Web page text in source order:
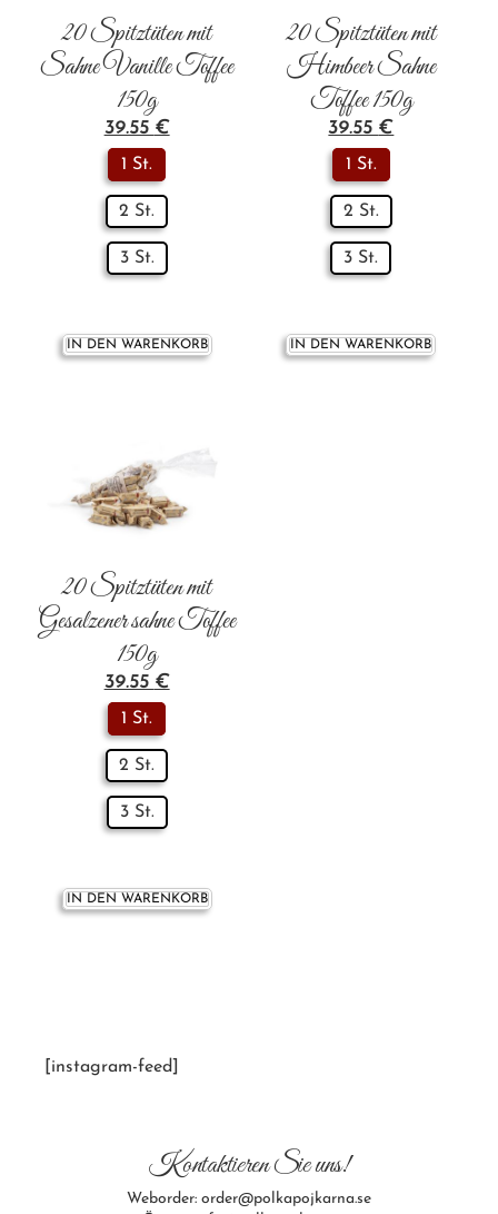
20 Spitztüten mit
Sahne Vanille Toffee
150g
39.55 €
1 St.
2 St.
3 St.
IN DEN WARENKORB
20 Spitztüten mit
Himbeer Sahne
Toffee 150g
39.55 €
1 St.
2 St.
3 St.
IN DEN WARENKORB
20 Spitztüten mit
Gesalzener sahne Toffee
150g
39.55 €
1 St.
2 St.
3 St.
IN DEN WARENKORB
[instagram-feed]
Kontaktieren Sie uns!
Weborder: order@polkapojkarna.se